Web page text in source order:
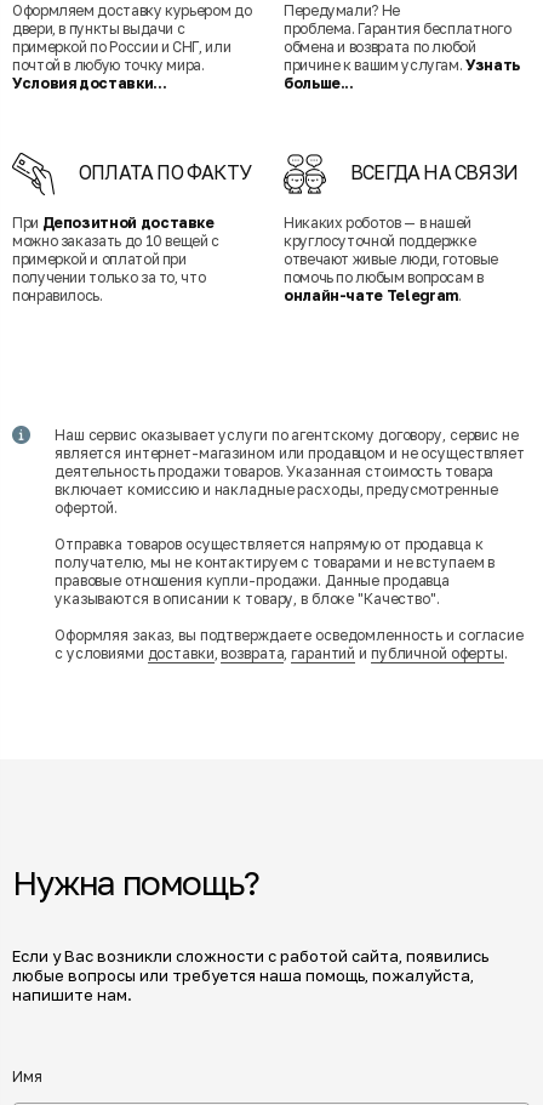
Оформляем доставку курьером до
двери, в пункты выдачи с
примеркой по России и СНГ, или
почтой в любую точку мира.
Условия доставки...
Передумали? Не
проблема. Гарантия бесплатного
обмена и возврата по любой
причине к вашим услугам. Узнать
больше...
ОПЛАТА ПО ФАКТУ
При Депозитной доставке
можно заказать до 10 вещей с
примеркой и оплатой при
получении только за то, что
понравилось.
ВСЕГДА НА СВЯЗИ
Никаких роботов — в нашей
круглосуточной поддержке
отвечают живые люди, готовые
помочь по любым вопросам в
онлайн-чате Telegram.
Наш сервис оказывает услуги по агентскому договору, сервис не
является интернет-магазином или продавцом и не осуществляет
деятельность продажи товаров. Указанная стоимость товара
включает комиссию и накладные расходы, предусмотренные
офертой.
Отправка товаров осуществляется напрямую от продавца к
получателю, мы не контактируем с товарами и не вступаем в
правовые отношения купли-продажи. Данные продавца
указываются в описании к товару, в блоке "Качество".
Оформляя заказ, вы подтверждаете осведомленность и согласие
с условиями доставки,возврата,гарантий и публичной оферты.
Нужна помощь?
Если у Вас возникли сложности с работой сайта, появились
любые вопросы или требуется наша помощь, пожалуйста,
напишите нам.
Имя